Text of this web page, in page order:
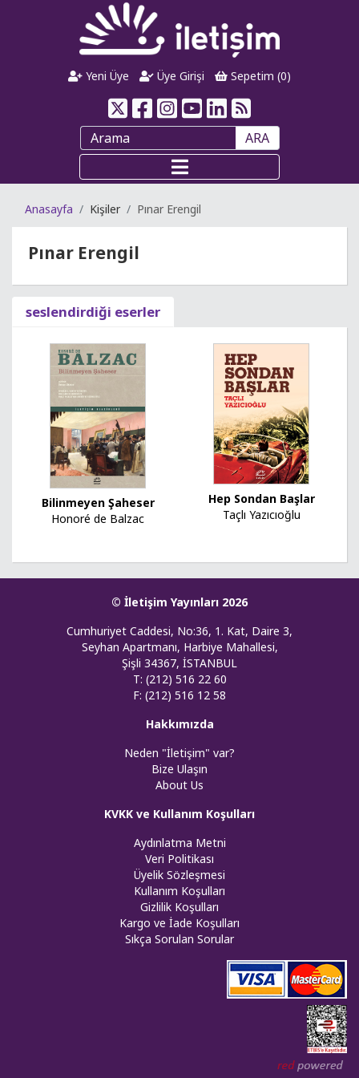
Yeni Üye Üye Girişi Sepetim (0)
ARA
Anasayfa Kişiler Pınar Erengil
Pınar Erengil
seslendirdiği eserler
Bilinmeyen Şaheser
Honoré de Balzac
Hep Sondan Başlar
Taçlı Yazıcıoğlu
© İletişim Yayınları 2026
Cumhuriyet Caddesi, No:36, 1. Kat, Daire 3,
Seyhan Apartmanı, Harbiye Mahallesi,
Şişli 34367, İSTANBUL
T: (212) 516 22 60
F: (212) 516 12 58
Hakkımızda
Neden "İletişim" var?
Bize Ulaşın
About Us
KVKK ve Kullanım Koşulları
Aydınlatma Metni
Veri Politikası
Üyelik Sözleşmesi
Kullanım Koşulları
Gizlilik Koşulları
Kargo ve İade Koşulları
Sıkça Sorulan Sorular
Web